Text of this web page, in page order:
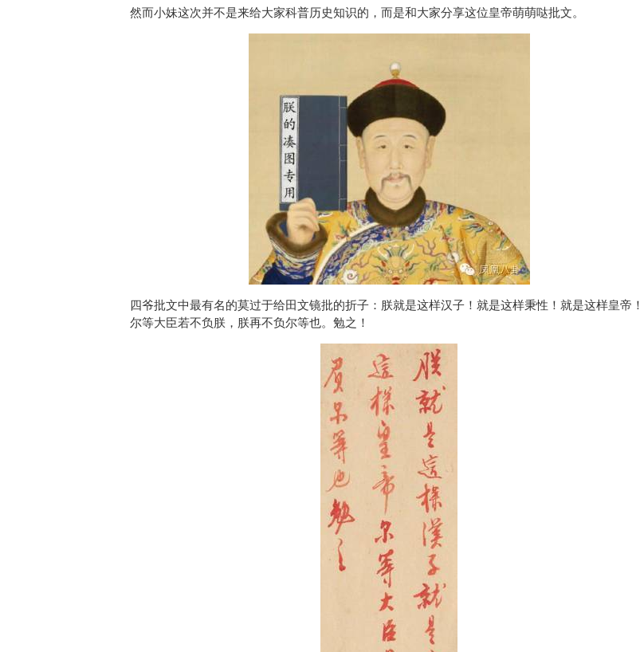
然而小妹这次并不是来给大家科普历史知识的，而是和大家分享这位皇帝萌萌哒批文。
四爷批文中最有名的莫过于给田文镜批的折子：朕就是这样汉子！就是这样秉性！就是这样皇帝！
尔等大臣若不负朕，朕再不负尔等也。勉之！